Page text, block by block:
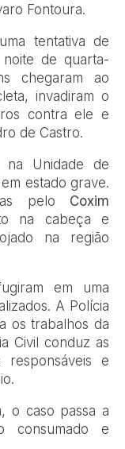
Fontoura.
tentativa de
de quarta-
chegaram ao
invadiram o
contra ele e
de Castro.
na Unidade de
estado grave.
pelo Coxim
na cabeça e
na região
em uma
A Polícia
os trabalhos da
Civil conduz as
responsáveis e
o caso passa a
consumado e